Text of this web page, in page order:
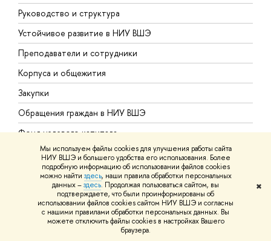
Мы используем файлы cookies для улучшения работы сайта
НИУ ВШЭ и большего удобства его использования. Более
подробную информацию об использовании файлов cookies
можно найти здесь, наши правила обработки персональных
данных –здесь. Продолжая пользоваться сайтом, вы
подтверждаете, что были проинформированы об
использовании файлов cookies сайтом НИУ ВШЭ и согласны
с нашими правилами обработки персональных данных. Вы
можете отключить файлы cookies в настройках Вашего
браузера.
✖
Руководство и структура
Устойчивое развитие в НИУ ВШЭ
Преподаватели и сотрудники
Корпуса и общежития
Закупки
Обращения граждан в НИУ ВШЭ
Фонд целевого капитала
Противодействие коррупции
Сведения о доходах, расходах, об имуществе и
обязательствах имущественного характера
Сведения об образовательной организации
Людям с ограниченными возможностями здоровья